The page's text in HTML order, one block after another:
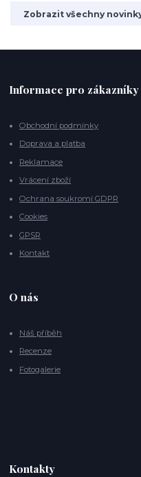
Zobrazit všechny
Informace pro zákazníky
Obchodní podmínky
Doprava a platba
Reklamace
Vrácení zboží
Ochrana soukromí GDPR
Cookies
GPSR
Kontakt
O nás
Náš příběh
Recenze
Fotogalerie
Kontakty